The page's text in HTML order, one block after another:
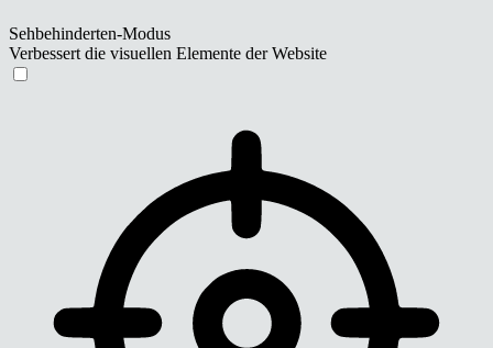
Sehbehinderten-Modus
Verbessert die visuellen Elemente der Website